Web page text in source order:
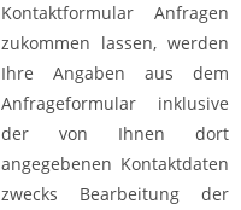
Kontaktformular Anfragen
zukommen lassen, werden
Ihre Angaben aus dem
Anfrageformular inklusive
der von Ihnen dort
angegebenen Kontaktdaten
zwecks Bearbeitung der